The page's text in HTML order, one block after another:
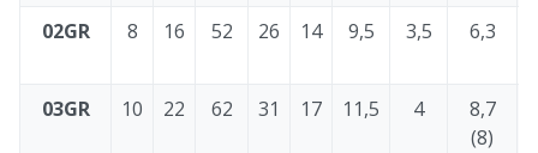
02GR 8 16 52 26 14 9,5 3,5 6,3
03GR 10 22 62 31 17 11,5 4
8,7
(8)